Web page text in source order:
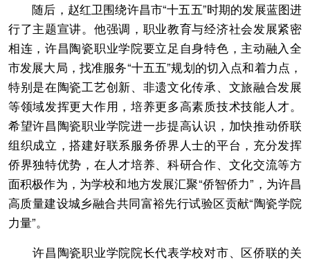
随后，赵红卫围绕许昌市“十五五”时期的发展蓝图进
行了主题宣讲。他强调，职业教育与经济社会发展紧密
相连，许昌陶瓷职业学院要立足自身特色，主动融入全
市发展大局，找准服务“十五五”规划的切入点和着力点，
特别是在陶瓷工艺创新、非遗文化传承、文旅融合发展
等领域发挥更大作用，培养更多高素质技术技能人才。
希望许昌陶瓷职业学院进一步提高认识，加快推动侨联
组织成立，搭建好联系服务侨界人士的平台，充分发挥
侨界独特优势，在人才培养、科研合作、文化交流等方
面积极作为，为学校和地方发展汇聚“侨智侨力”，为许昌
高质量建设城乡融合共同富裕先行试验区贡献“陶瓷学院
力量”。
许昌陶瓷职业学院院长代表学校对市、区侨联的关